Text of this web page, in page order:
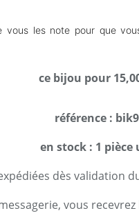
vous les note pour que
ce bijou pour
référence :
en stock : 1 pièce
dès validation
vous